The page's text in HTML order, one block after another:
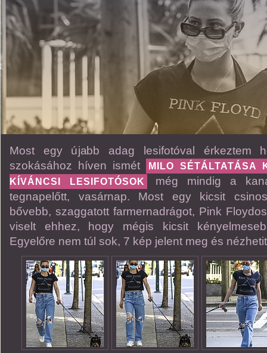
Most egy újabb adag lesifotóval érkeztem
szokásához híven ismét
MILO
KÍVÁNCSI LESIFOTÓSOK
még mindig a
tegnapelőtt, vasárnap. Most egy kicsit
bővebb, szaggatott farmernadrágot, Pink
viselt ehhez, hogy mégis kicsit
Egyelőre nem túl sok, 7 kép jelent meg és